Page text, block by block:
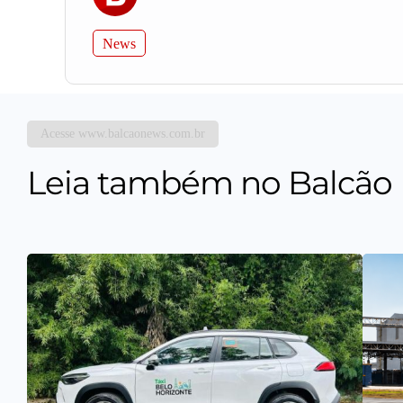
News
Acesse www.balcaonews.com.br
Leia também no Balcão